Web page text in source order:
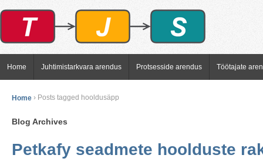
Home Juhtimistarkvara arendus Protsesside arendus Töötajate
Home › Posts tagged hooldusäpp
Blog Archives
Petkafy seadmete hoolduste